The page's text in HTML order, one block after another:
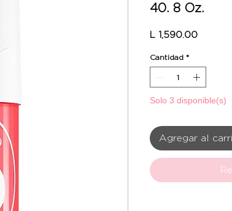
40. 8 Oz.
L 1,590.00Precio
Cantidad *
Solo 3 disponible(s)
Agregar al